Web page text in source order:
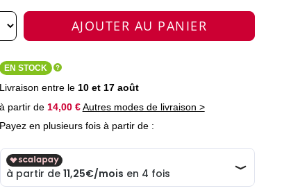
AJOUTER AU PANIER
EN STOCK
Livraison entre le 10 et 17 août
à partir de 14,00 € Autres modes de livraison >
Payez en plusieurs fois à partir de :